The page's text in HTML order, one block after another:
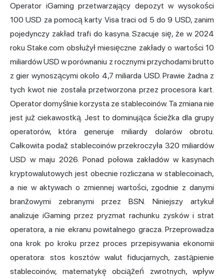
Operator iGaming przetwarzający depozyt w wysokości
100 USD za pomocą karty Visa traci od 5 do 9 USD, zanim
pojedynczy zakład trafi do kasyna. Szacuje się, że w 2024
roku Stake.com obsłużył miesięczne zakłady o wartości 10
miliardów USD w porównaniu z rocznymi przychodami brutto
z gier wynoszącymi około 4,7 miliarda USD. Prawie żadna z
tych kwot nie została przetworzona przez procesora kart.
Operator domyślnie korzysta ze stablecoinów. Ta zmiana nie
jest już ciekawostką. Jest to dominująca ścieżka dla grupy
operatorów, która generuje miliardy dolarów obrotu.
Całkowita podaż stablecoinów przekroczyła 320 miliardów
USD w maju 2026. Ponad połowa zakładów w kasynach
kryptowalutowych jest obecnie rozliczana w stablecoinach,
a nie w aktywach o zmiennej wartości, zgodnie z danymi
branżowymi zebranymi przez BSN. Niniejszy artykuł
analizuje iGaming przez pryzmat rachunku zysków i strat
operatora, a nie ekranu powitalnego gracza. Przeprowadza
ona krok po kroku przez proces przepisywania ekonomii
operatora: stos kosztów walut fiducjarnych, zastąpienie
stablecoinów, matematykę obciążeń zwrotnych, wpływ